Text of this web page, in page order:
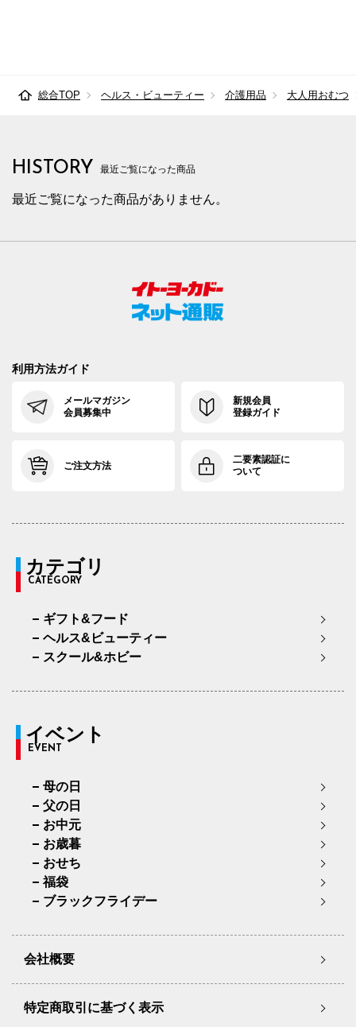
総合TOP ヘルス・ビューティー 介護用品 大人用おむつ
HISTORY 最近ご覧になった商品
最近ご覧になった商品がありません。
利用方法ガイド
メールマガジン
会員募集中
新規会員
登録ガイド
ご注文方法
二要素認証に
ついて
カテゴリ
CATEGORY
ギフト&フード
ヘルス&ビューティー
スクール&ホビー
イベント
EVENT
母の日
父の日
お中元
お歳暮
おせち
福袋
ブラックフライデー
会社概要
特定商取引に基づく表示